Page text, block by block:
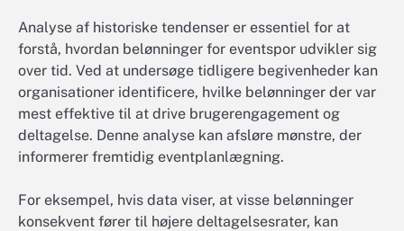
Analyse af historiske tendenser er essentiel for at
forstå, hvordan belønninger for eventspor udvikler sig
over tid. Ved at undersøge tidligere begivenheder kan
organisationer identificere, hvilke belønninger der var
mest effektive til at drive brugerengagement og
deltagelse. Denne analyse kan afsløre mønstre, der
informerer fremtidig eventplanlægning.
For eksempel, hvis data viser, at visse belønninger
konsekvent fører til højere deltagelsesrater, kan